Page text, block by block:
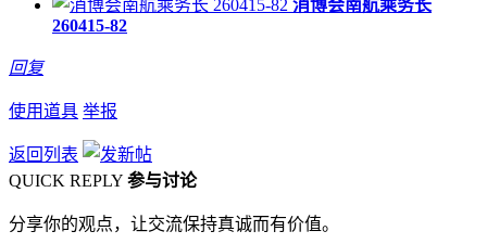
消博会南航乘务长
260415-82
回复
使用道具 举报
返回列表
QUICK REPLY 参与讨论
分享你的观点，让交流保持真诚而有价值。